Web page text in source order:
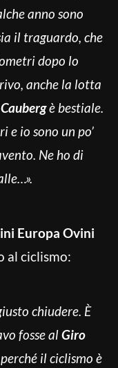
anno sono
il traguardo, che
dopo lo
anche la lotta
Caubergè bestiale.
io sono un po’
Ne ho di
Europa Ovini
al ciclismo:
chiudere. È
fosse alGiro
il ciclismo è